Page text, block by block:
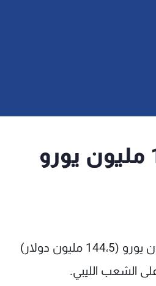
هولندا تعطي منظمة الصحة العالمية 100 مليون يورو
اعلن متحدث باسم وزارة الخارجية الهولندية ان الحكومة الهولندية قدمت 100 مليون يورو (144،5 مليون دولار)
الشعب الليبي.